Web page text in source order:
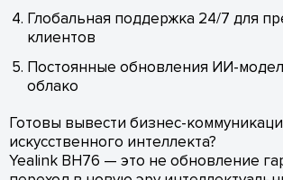
Глобальная поддержка 24/7 для
клиентов
Постоянные обновления ИИ-
облако
Готовы вывести бизнес-
искусственного интеллекта?
Yealink BH76 — это не обновление